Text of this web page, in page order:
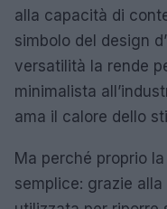
alla capacità di
simbolo del design
versatilità la rende
minimalista
ama il calore dello
Ma perché proprio
semplice: grazie